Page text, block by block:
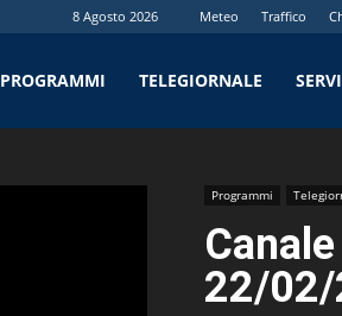
8 Agosto 2026 Meteo Traffico
PROGRAMMI TELEGIORNALE
Programmi
22/